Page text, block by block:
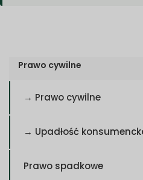
Prawo cywilne
→ Prawo cywilne
→ Upadłość
Prawo spadkowe